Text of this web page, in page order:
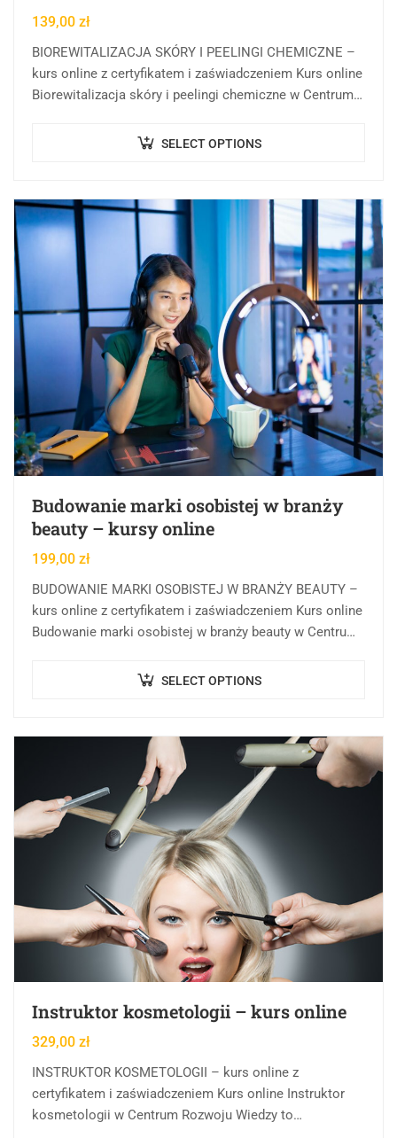
139,00 zł
BIOREWITALIZACJA SKÓRY I PEELINGI CHEMICZNE –
kurs online z certyfikatem i zaświadczeniem Kurs online
Biorewitalizacja skóry i peelingi chemiczne w Centrum
SELECT OPTIONS
Budowanie marki osobistej w branży
beauty – kursy online
199,00 zł
BUDOWANIE MARKI OSOBISTEJ W BRANŻY BEAUTY –
kurs online z certyfikatem i zaświadczeniem Kurs online
Budowanie marki osobistej w branży beauty w Centrum
SELECT OPTIONS
Instruktor kosmetologii – kurs online
329,00 zł
INSTRUKTOR KOSMETOLOGII – kurs online z
certyfikatem i zaświadczeniem Kurs online Instruktor
kosmetologii w Centrum Rozwoju Wiedzy to